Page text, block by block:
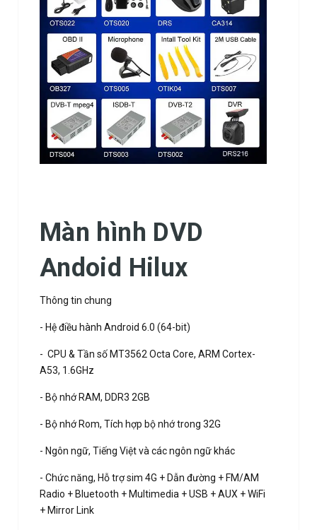
Màn hình DVD
Andoid Hilux
Thông tin chung
- Hệ điều hành Android 6.0 (64-bit)
- CPU & Tần số MT3562 Octa Core, ARM Cortex-
A53, 1.6GHz
- Bộ nhớ RAM, DDR3 2GB
- Bộ nhớ Rom, Tích hợp bộ nhớ trong 32G
- Ngôn ngữ, Tiếng Việt và các ngôn ngữ khác
- Chức năng, Hỗ trợ sim 4G + Dẫn đường + FM/AM
Radio + Bluetooth + Multimedia + USB + AUX + WiFi
+ Mirror Link